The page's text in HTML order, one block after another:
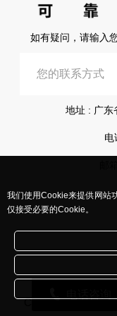
我们使用Cookie来提供网站
仅接受必要的Cookie。
如有疑问，请输入
地址 : 广东
电
邮
版权
Corporation, All